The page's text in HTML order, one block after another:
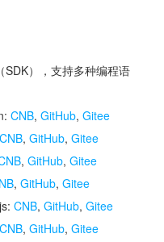
），支持多种编程语
CNB, GitHub, Gitee
CNB, GitHub, Gitee
, GitHub, Gitee
, GitHub, Gitee
CNB, GitHub, Gitee
CNB, GitHub, Gitee